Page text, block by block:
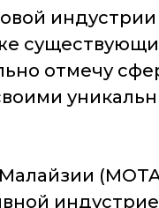
отмечу